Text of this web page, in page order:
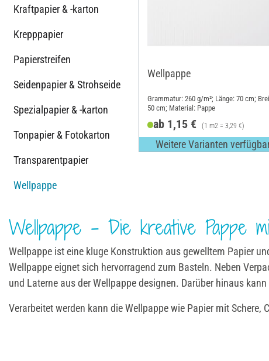
Kraftpapier & -karton
Krepppapier
Papierstreifen
Seidenpapier & Strohseide
Spezialpapier & -karton
Tonpapier & Fotokarton
Transparentpapier
Wellpappe
Wellpappe
Grammatur: 260 g/m²; Länge: 70 cm;
50 cm; Material: Pappe
ab 1,15 € (1 m2 = 3,29 €)
Weitere Varianten
Wellpappe – Die kreative Pappe
Wellpappe ist eine kluge Konstruktion aus gewelltem Papier
Wellpappe eignet sich hervorragend zum Basteln. Neben
und Laterne aus der Wellpappe designen. Darüber hinaus
Verarbeitet werden kann die Wellpappe wie Papier mit